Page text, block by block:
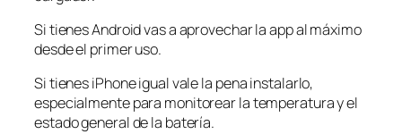
Si tienes Android vas a aprovechar la app al máximo
desde el primer uso.
Si tienes iPhone igual vale la pena instalarlo,
especialmente para monitorear la temperatura y el
estado general de la batería.